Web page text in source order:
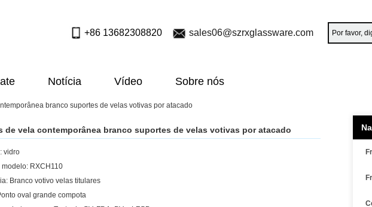
+86 13682308820 sales06@szrxglassware.com
Notícia Vídeo Sobre nós
branco suportes de velas votivas por atacado
de vela contemporânea branco suportes de velas votivas por atacado
vidro
modelo: RXCH110
Branco votivo velas titulares
oval grande compota